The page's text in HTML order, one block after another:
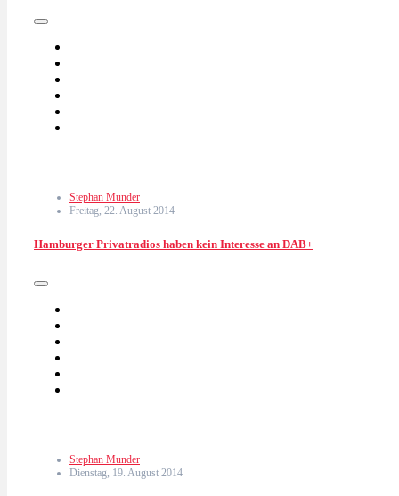
Stephan Munder
Freitag, 22. August 2014
Hamburger Privatradios haben kein Interesse an DAB+
Stephan Munder
Dienstag, 19. August 2014